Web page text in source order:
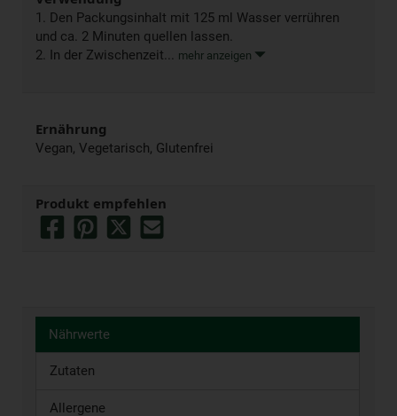
1. Den Packungsinhalt mit 125 ml Wasser verrühren
und ca. 2 Minuten quellen lassen.
2. In der Zwischenzeit... mehr anzeigen
Ernährung
Vegan, Vegetarisch, Glutenfrei
Produkt empfehlen
Nährwerte
Zutaten
Allergene